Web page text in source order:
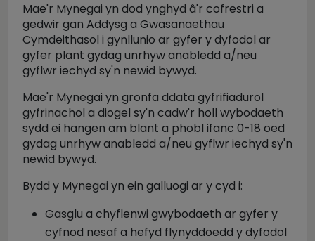
Mae'r Mynegai yn dod ynghyd â'r cofrestri a
gedwir gan Addysg a Gwasanaethau
Cymdeithasol i gynllunio ar gyfer y dyfodol ar
gyfer plant gydag unrhyw anabledd a/neu
gyflwr iechyd sy'n newid bywyd.
Mae'r Mynegai yn gronfa ddata gyfrifiadurol
gyfrinachol a diogel sy'n cadw'r holl wybodaeth
sydd ei hangen am blant a phobl ifanc 0-18 oed
gydag unrhyw anabledd a/neu gyflwr iechyd sy'n
newid bywyd.
Bydd y Mynegai yn ein galluogi ar y cyd i:
Gasglu a chyflenwi gwybodaeth ar gyfer y
cyfnod nesaf a hefyd flynyddoedd y dyfodol